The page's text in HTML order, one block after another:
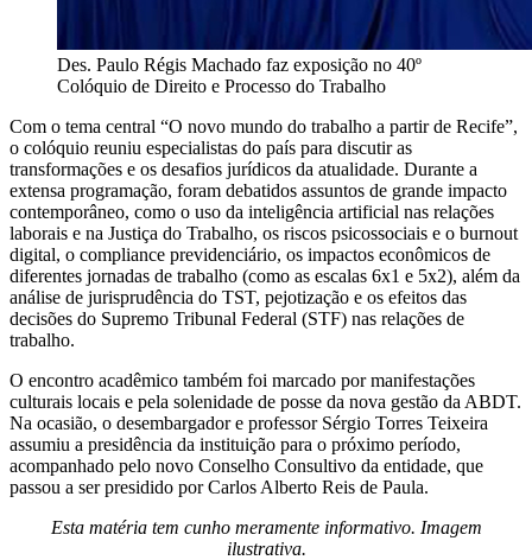
Des. Paulo Régis Machado faz exposição no 40º
Colóquio de Direito e Processo do Trabalho
Com o tema central “O novo mundo do trabalho a partir de Recife”,
o colóquio reuniu especialistas do país para discutir as
transformações e os desafios jurídicos da atualidade. Durante a
extensa programação, foram debatidos assuntos de grande impacto
contemporâneo, como o uso da inteligência artificial nas relações
laborais e na Justiça do Trabalho, os riscos psicossociais e o burnout
digital, o compliance previdenciário, os impactos econômicos de
diferentes jornadas de trabalho (como as escalas 6x1 e 5x2), além da
análise de jurisprudência do TST, pejotização e os efeitos das
decisões do Supremo Tribunal Federal (STF) nas relações de
trabalho.
O encontro acadêmico também foi marcado por manifestações
culturais locais e pela solenidade de posse da nova gestão da ABDT.
Na ocasião, o desembargador e professor Sérgio Torres Teixeira
assumiu a presidência da instituição para o próximo período,
acompanhado pelo novo Conselho Consultivo da entidade, que
passou a ser presidido por Carlos Alberto Reis de Paula.
Esta matéria tem cunho meramente informativo. Imagem
ilustrativa.